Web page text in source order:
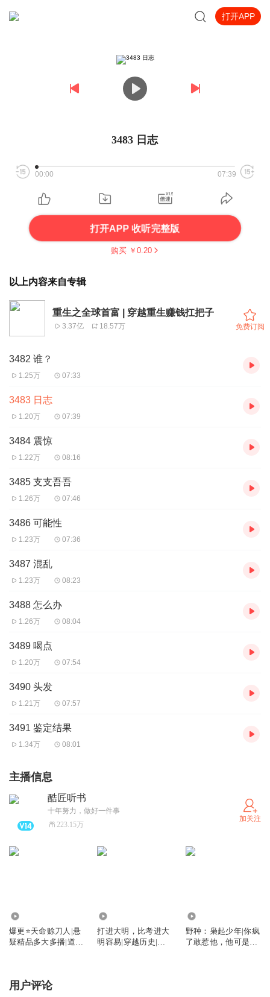
打开APP
3483 日志
00:00 07:39
打开APP 收听完整版
购买 ￥ 0.20
以上内容来自专辑
重生之全球首富 | 穿越重生赚钱扛把子
3.37亿 18.57万 免费订阅
3482 谁？
1.25万 07:33
3483 日志
1.20万 07:39
3484 震惊
1.22万 08:16
3485 支支吾吾
1.26万 07:46
3486 可能性
1.23万 07:36
3487 混乱
1.23万 08:23
3488 怎么办
1.26万 08:04
3489 喝点
1.20万 07:54
3490 头发
1.21万 07:57
3491 鉴定结果
1.34万 08:01
主播信息
酷匠听书
十年努力，做好一件事
223.15万
加关注
爆更⭐天命赊刀人|悬
疑精品多大多播|道士
打进大明，比考进大
明容易|穿越历史|权
野种：枭起少年|你疯
了敢惹他，他可是黑
用户评论